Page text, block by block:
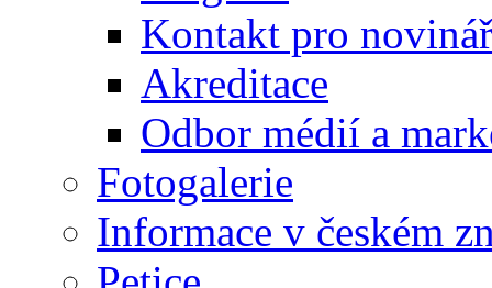
Kontakt pro
Akreditace
Odbor médií a
Fotogalerie
Informace v českém